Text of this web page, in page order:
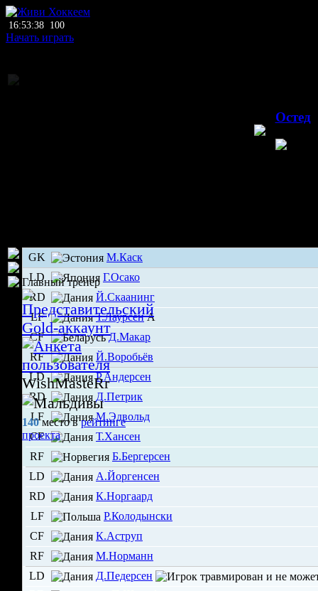
16:53:38 100
Начать играть
Остед
Главный тренер
WishMasteRr
140место врейтинге
проекта
GK
М.Каск
LD
Г.Осако
RD
Й.Скаанинг
LF
Т.Лаурсен А
CF
Д.Макар
RF
Й.Воробьёв
LD
Р.Андерсен
RD
Д.Петрик
LF
М.Эдвольд
CF
Т.Хансен
RF
Б.Бергерсен
LD
А.Йоргенсен
RD
К.Норгаард
LF
Р.Колодынски
CF
К.Аструп
RF
М.Норманн
LD
Д.Педерсен